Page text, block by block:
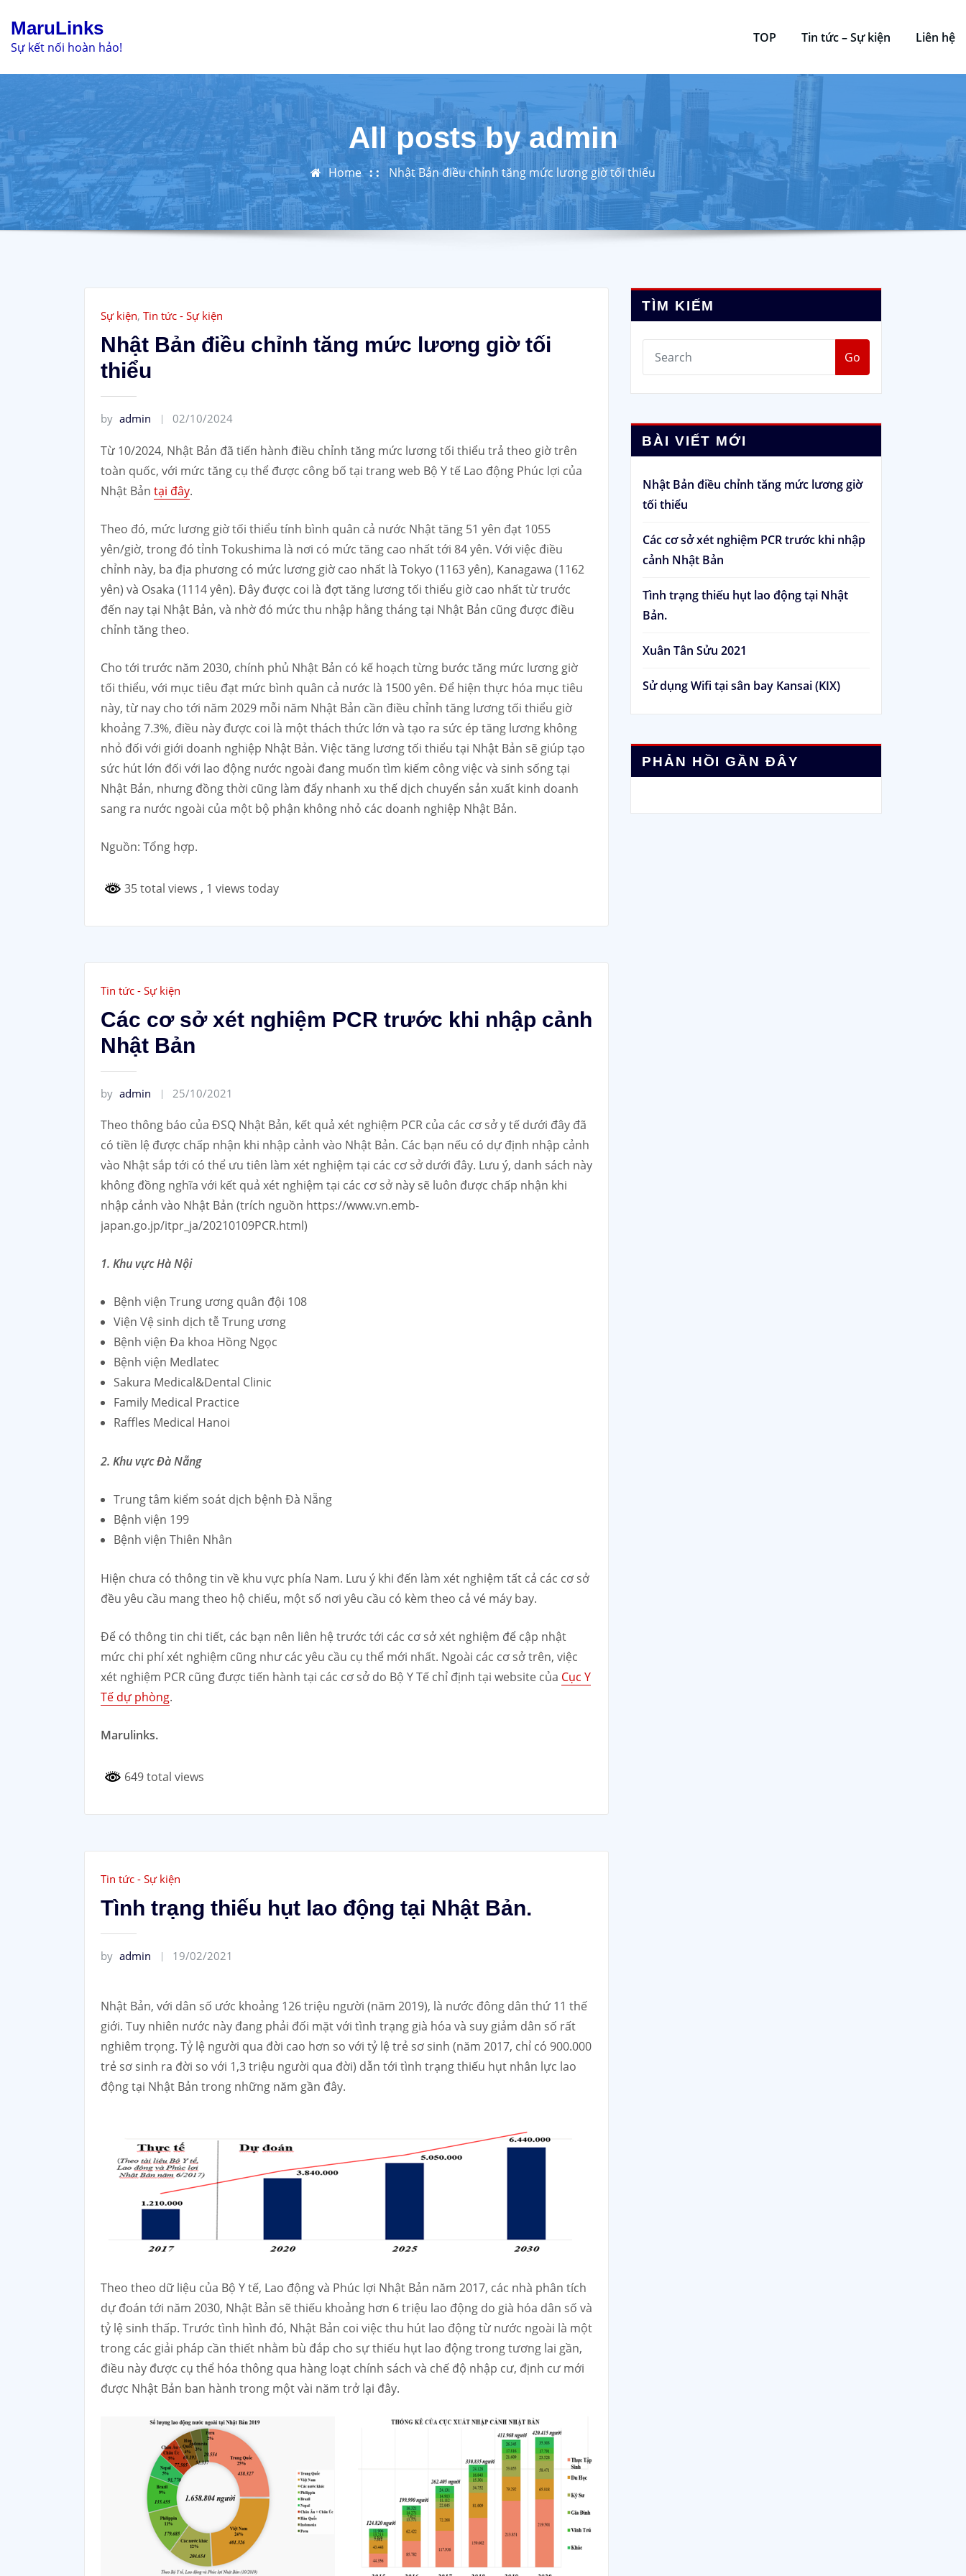
content
MaruLinks
Sự kết nối hoàn hảo!
TOP Tin tức – Sự kiện Liên hệ
All posts by admin
Home Nhật Bản điều chỉnh tăng mức lương giờ tối thiểu
Sự kiện, Tin tức - Sự kiện
Nhật Bản điều chỉnh tăng mức lương giờ tối
thiểu
by admin 02/10/2024
Từ 10/2024, Nhật Bản đã tiến hành điều chỉnh tăng mức lương tối thiểu trả theo giờ trên
toàn quốc, với mức tăng cụ thể được công bố tại trang web Bộ Y tế Lao động Phúc lợi của
Nhật Bản tại đây.
Theo đó, mức lương giờ tối thiểu tính bình quân cả nước Nhật tăng 51 yên đạt 1055
yên/giờ, trong đó tỉnh Tokushima là nơi có mức tăng cao nhất tới 84 yên. Với việc điều
chỉnh này, ba địa phương có mức lương giờ cao nhất là Tokyo (1163 yên), Kanagawa (1162
yên) và Osaka (1114 yên). Đây được coi là đợt tăng lương tối thiểu giờ cao nhất từ trước
đến nay tại Nhật Bản, và nhờ đó mức thu nhập hằng tháng tại Nhật Bản cũng được điều
chỉnh tăng theo.
Cho tới trước năm 2030, chính phủ Nhật Bản có kế hoạch từng bước tăng mức lương giờ
tối thiểu, với mục tiêu đạt mức bình quân cả nước là 1500 yên. Để hiện thực hóa mục tiêu
này, từ nay cho tới năm 2029 mỗi năm Nhật Bản cần điều chỉnh tăng lương tối thiểu giờ
khoảng 7.3%, điều này được coi là một thách thức lớn và tạo ra sức ép tăng lương không
nhỏ đối với giới doanh nghiệp Nhật Bản. Việc tăng lương tối thiểu tại Nhật Bản sẽ giúp tạo
sức hút lớn đối với lao động nước ngoài đang muốn tìm kiếm công việc và sinh sống tại
Nhật Bản, nhưng đồng thời cũng làm đẩy nhanh xu thế dịch chuyển sản xuất kinh doanh
sang ra nước ngoài của một bộ phận không nhỏ các doanh nghiệp Nhật Bản.
Nguồn: Tổng hợp.
35 total views , 1 views today
Tin tức - Sự kiện
Các cơ sở xét nghiệm PCR trước khi nhập cảnh
Nhật Bản
by admin 25/10/2021
Theo thông báo của ĐSQ Nhật Bản, kết quả xét nghiệm PCR của các cơ sở y tế dưới đây đã
có tiền lệ được chấp nhận khi nhập cảnh vào Nhật Bản. Các bạn nếu có dự định nhập cảnh
vào Nhật sắp tới có thể ưu tiên làm xét nghiệm tại các cơ sở dưới đây. Lưu ý, danh sách này
không đồng nghĩa với kết quả xét nghiệm tại các cơ sở này sẽ luôn được chấp nhận khi
nhập cảnh vào Nhật Bản (trích nguồn https://www.vn.emb-
japan.go.jp/itpr_ja/20210109PCR.html)
1. Khu vực Hà Nội
Bệnh viện Trung ương quân đội 108
Viện Vệ sinh dịch tễ Trung ương
Bệnh viện Đa khoa Hồng Ngọc
Bệnh viện Medlatec
Sakura Medical&Dental Clinic
Family Medical Practice
Raffles Medical Hanoi
2. Khu vực Đà Nẵng
Trung tâm kiểm soát dịch bệnh Đà Nẵng
Bệnh viện 199
Bệnh viện Thiên Nhân
Hiện chưa có thông tin về khu vực phía Nam. Lưu ý khi đến làm xét nghiệm tất cả các cơ sở
đều yêu cầu mang theo hộ chiếu, một số nơi yêu cầu có kèm theo cả vé máy bay.
Để có thông tin chi tiết, các bạn nên liên hệ trước tới các cơ sở xét nghiệm để cập nhật
mức chi phí xét nghiệm cũng như các yêu cầu cụ thể mới nhất. Ngoài các cơ sở trên, việc
xét nghiệm PCR cũng được tiến hành tại các cơ sở do Bộ Y Tế chỉ định tại website của Cục Y
Tế dự phòng.
Marulinks.
649 total views
Tin tức - Sự kiện
Tình trạng thiếu hụt lao động tại Nhật Bản.
by admin 19/02/2021
Nhật Bản, với dân số ước khoảng 126 triệu người (năm 2019), là nước đông dân thứ 11 thế
giới. Tuy nhiên nước này đang phải đối mặt với tình trạng già hóa và suy giảm dân số rất
nghiêm trọng. Tỷ lệ người qua đời cao hơn so với tỷ lệ trẻ sơ sinh (năm 2017, chỉ có 900.000
trẻ sơ sinh ra đời so với 1,3 triệu người qua đời) dẫn tới tình trạng thiếu hụt nhân lực lao
động tại Nhật Bản trong những năm gần đây.
Theo theo dữ liệu của Bộ Y tế, Lao động và Phúc lợi Nhật Bản năm 2017, các nhà phân tích
dự đoán tới năm 2030, Nhật Bản sẽ thiếu khoảng hơn 6 triệu lao động do già hóa dân số và
tỷ lệ sinh thấp. Trước tình hình đó, Nhật Bản coi việc thu hút lao động từ nước ngoài là một
trong các giải pháp cần thiết nhằm bù đắp cho sự thiếu hụt lao động trong tương lai gần,
điều này được cụ thể hóa thông qua hàng loạt chính sách và chế độ nhập cư, định cư mới
được Nhật Bản ban hành trong một vài năm trở lại đây.
TÌM KIẾM
Go
BÀI VIẾT MỚI
Nhật Bản điều chỉnh tăng mức lương giờ
tối thiểu
Các cơ sở xét nghiệm PCR trước khi nhập
cảnh Nhật Bản
Tình trạng thiếu hụt lao động tại Nhật
Bản.
Xuân Tân Sửu 2021
Sử dụng Wifi tại sân bay Kansai (KIX)
PHẢN HỒI GẦN ĐÂY